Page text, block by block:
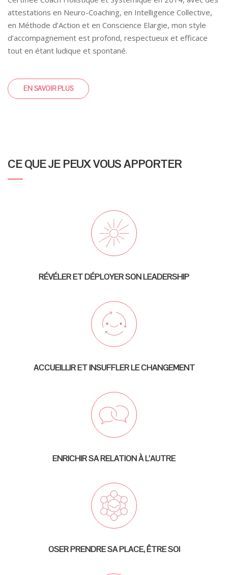
attestations en Neuro-Coaching, en Intelligence Collective,
en Méthode d’Action et en Conscience Elargie, mon style
d’accompagnement est profond, respectueux et efficace
tout en étant ludique et spontané.
EN SAVOIR PLUS
CE QUE JE PEUX VOUS APPORTER
RÉVÉLER ET DÉPLOYER SON LEADERSHIP
ACCUEILLIR ET INSUFFLER LE CHANGEMENT
ENRICHIR SA RELATION À L’AUTRE
OSER PRENDRE SA PLACE, ÊTRE SOI